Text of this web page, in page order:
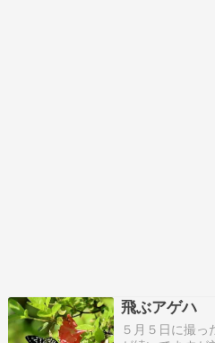
飛ぶアゲハ
５月５日に撮